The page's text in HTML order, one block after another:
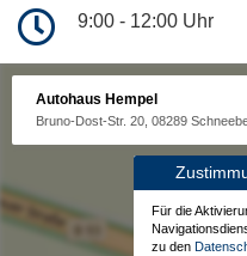
9:00 - 12:00 Uhr
Autohaus Hempel
Bruno-Dost-Str. 20, 08289
Für die
zu den